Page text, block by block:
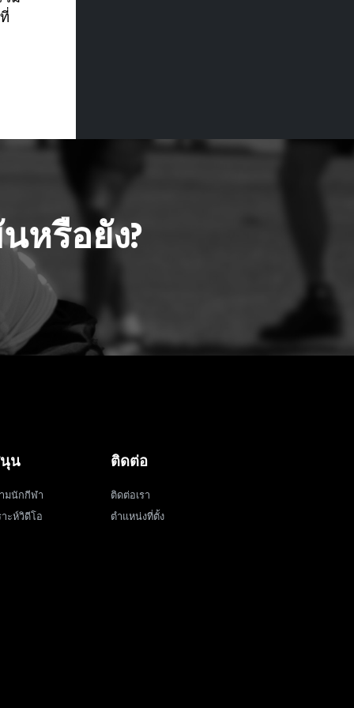
หรือยัง?
น
มนักกีฬา
าะห์วิดีโอ
ติดต่อ
ติดต่อเรา
ตำแหน่งที่ตั้ง